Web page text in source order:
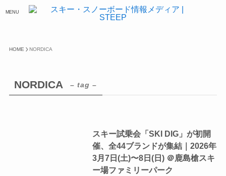
MENU
HOME NORDICA
NORDICA – tag –
スキー試乗会「SKI DIG」が初開
催、全44ブランドが集結｜2026年
3月7日(土)〜8日(日) ＠鹿島槍スキ
ー場ファミリーパーク